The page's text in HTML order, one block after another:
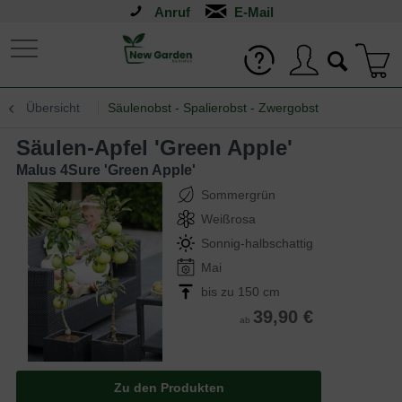
Anruf
Übersicht Säulenobst - Spalierobst - Zwergobst
Säulen-Apfel 'Green Apple'
Malus 4Sure 'Green Apple'
Sommergrün
Weißrosa
Sonnig-halbschattig
Mai
bis zu 150 cm
ab 39,90 €
Zu den Produkten